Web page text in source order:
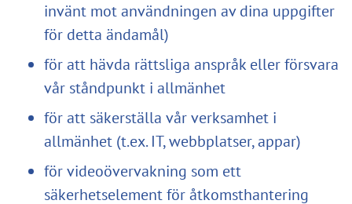
invänt mot användningen av dina uppgifter
för detta ändamål)
för att hävda rättsliga anspråk eller försvara
vår ståndpunkt i allmänhet
för att säkerställa vår verksamhet i
allmänhet (t.ex. IT, webbplatser, appar)
för videoövervakning som ett
säkerhetselement för åtkomsthantering